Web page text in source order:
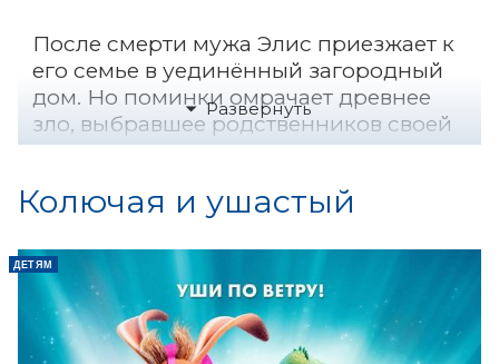
После смерти мужа Элис приезжает к
его семье в уединённый загородный
дом. Но поминки омрачает древнее
зло, выбравшее родственников своей
новой целью. И когда семейные
понимает: некоторые клятвы, данные
свете.
Колючая и ушастый
ДЕТЯМ